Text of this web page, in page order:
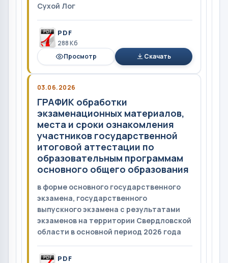
Сухой Лог
PDF
288 Кб
Просмотр
Скачать
03.06.2026
ГРАФИК обработки
экзаменационных материалов,
места и сроки ознакомления
участников государственной
итоговой аттестации по
образовательным программам
основного общего образования
в форме основного государственного
экзамена, государственного
выпускного экзамена с результатами
экзаменов на территории Свердловской
области в основной период 2026 года
PDF